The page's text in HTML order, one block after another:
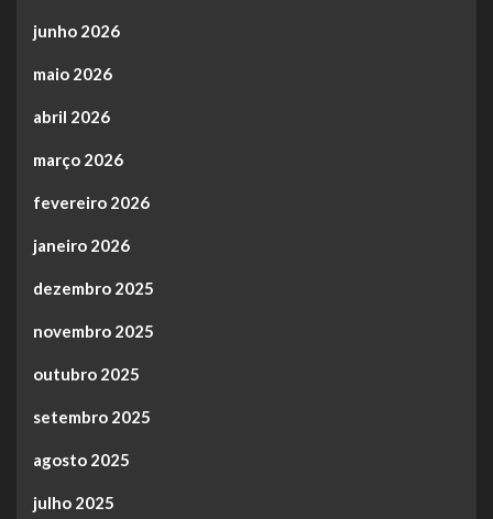
junho 2026
maio 2026
abril 2026
março 2026
fevereiro 2026
janeiro 2026
dezembro 2025
novembro 2025
outubro 2025
setembro 2025
agosto 2025
julho 2025